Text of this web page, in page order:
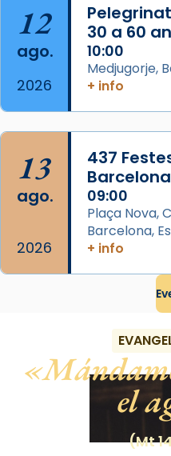
Foto
View on Facebook ·
12
ago.
2026
30 a 60
10:00
Medjugorje,
+ info
13
ago.
2026
437
09:00
Plaça Nova,
Barcelona,
+ info
el
(Mt